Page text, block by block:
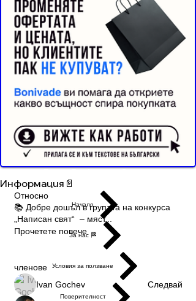
Събития Членове Дискусия Относно
Назад
Vesela Zaharieva
присъедини към групата.
1
Rédigez un commentaire...
Относно
📚 Добре дошъл в групата на конкурса
„Написан свят“ – мяст...
Прочетете повече
членове
Ivan Gochev
Следвай
Информация📄
Начало
За нас 🏁
Условия за ползване
Поверителност